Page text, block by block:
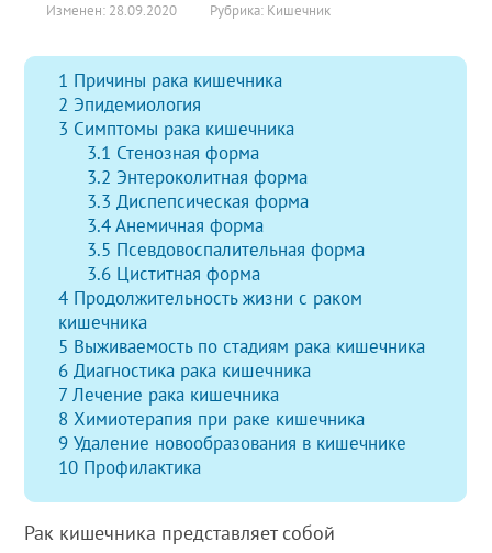
Изменен: 28.09.2020
Рубрика: Кишечник
1 Причины рака кишечника
2 Эпидемиология
3 Симптомы рака кишечника
3.1 Стенозная форма
3.2 Энтероколитная форма
3.3 Диспепсическая форма
3.4Анемичная форма
3.5 Псевдовоспалительная форма
3.6 Циститная форма
4 Продолжительность жизни с раком
кишечника
5 Выживаемость по стадиям рака кишечника
6 Диагностика рака кишечника
7 Лечение рака кишечника
8 Химиотерапия при раке кишечника
9 Удаление новообразования в кишечнике
10 Профилактика
Рак кишечника представляет собой